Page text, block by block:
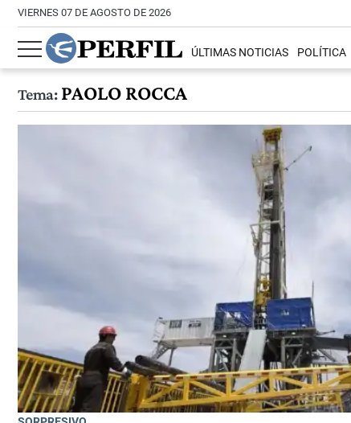
VIERNES 07 DE AGOSTO DE 2026
ÚLTIMAS NOTICIAS POLÍTICA
Tema:PAOLO ROCCA